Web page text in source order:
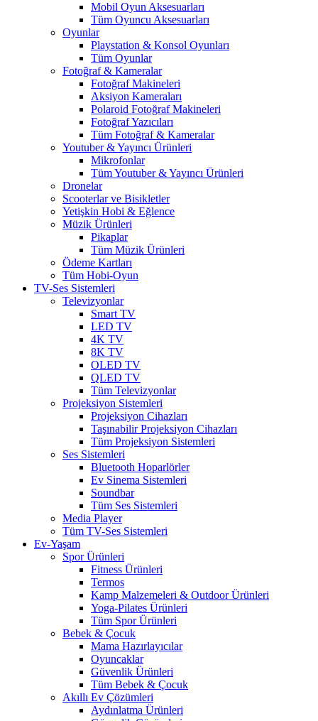
Mobil Oyun Aksesuarları
Tüm Oyuncu Aksesuarları
Oyunlar
Playstation & Konsol Oyunları
Tüm Oyunlar
Fotoğraf & Kameralar
Fotoğraf Makineleri
Aksiyon Kameraları
Polaroid Fotoğraf Makineleri
Fotoğraf Yazıcıları
Tüm Fotoğraf & Kameralar
Youtuber & Yayıncı Ürünleri
Mikrofonlar
Tüm Youtuber & Yayıncı Ürünleri
Dronelar
Scooterlar ve Bisikletler
Yetişkin Hobi & Eğlence
Müzik Ürünleri
Pikaplar
Tüm Müzik Ürünleri
Ödeme Kartları
Tüm Hobi-Oyun
TV-Ses Sistemleri
Televizyonlar
Smart TV
LED TV
4K TV
8K TV
OLED TV
QLED TV
Tüm Televizyonlar
Projeksiyon Sistemleri
Projeksiyon Cihazları
Taşınabilir Projeksiyon Cihazları
Tüm Projeksiyon Sistemleri
Ses Sistemleri
Bluetooth Hoparlörler
Ev Sinema Sistemleri
Soundbar
Tüm Ses Sistemleri
Media Player
Tüm TV-Ses Sistemleri
Ev-Yaşam
Spor Ürünleri
Fitness Ürünleri
Termos
Kamp Malzemeleri & Outdoor Ürünleri
Yoga-Pilates Ürünleri
Tüm Spor Ürünleri
Bebek & Çocuk
Mama Hazırlayıcılar
Oyuncaklar
Güvenlik Ürünleri
Tüm Bebek & Çocuk
Akıllı Ev Çözümleri
Aydınlatma Ürünleri